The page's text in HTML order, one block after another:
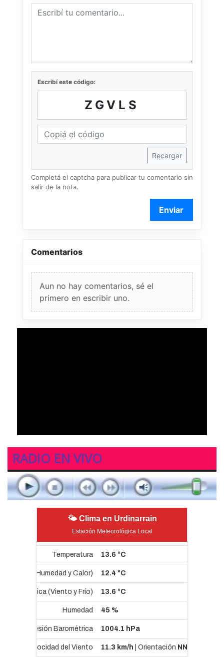
Escribí este código:
ZGVLS
Recargar
Completá el captcha para publicar tu comentario sin
salir de la nota.
Enviar
Comentarios
Aun no hay comentarios, sé el
primero en escribir uno.
RADIO EN VIVO
🌤 Clima en Urdinarrain
Estación Meteorológica Local